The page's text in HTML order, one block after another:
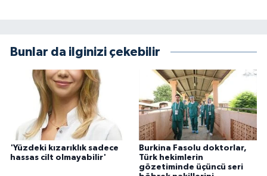
Bunlar da ilginizi çekebilir
'Yüzdeki kızarıklık sadece
hassas cilt olmayabilir'
Burkina Fasolu doktorlar,
Türk hekimlerin
gözetiminde üçüncü seri